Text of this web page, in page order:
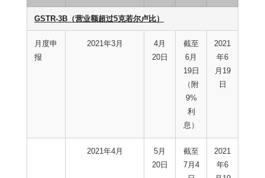
GSTR-3B（营业额超过5克若尔卢比）
月度申
报
2021年3月
4月
20日
截至
6月
19日
（附
9%
利
息）
2021
年6
月19
日
2021年4月
5月
20日
截至
7月4
2021
年6